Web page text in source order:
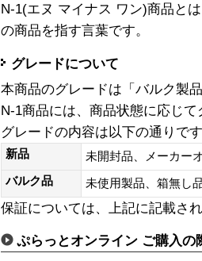
N-1(エヌ マイナス ワン)商品と
の商品を指す言葉です。
グレードについて
本商品のグレードは「バルク製
N-1商品には、商品状態に応じ
グレードの内容は以下の通りで
新品
未開封品、メーカー
バルク品
未使用製品、箱無
保証については、上記に記載さ
ぷらっとオンライン ご購入の